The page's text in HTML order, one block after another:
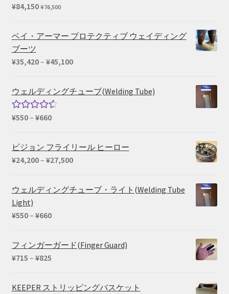
¥84,150 ¥76,500
ベイ・アーマー プロテクティブ ウェイディング
ブーツ
¥35,420– ¥45,100価
帯:
ウェルディングチューブ(Welding Tube)
5段階中
価
¥550– ¥660価
帯:
ビジョン フライリール ヒーロー
¥24,200– ¥27,500価
帯:
ウェルディングチューブ・ライト(Welding Tube
Light)
¥550– ¥660価
帯:
フィンガーガード(Finger Guard)
¥715 – ¥825価
帯:
KEEPER ストリッピングバスケット